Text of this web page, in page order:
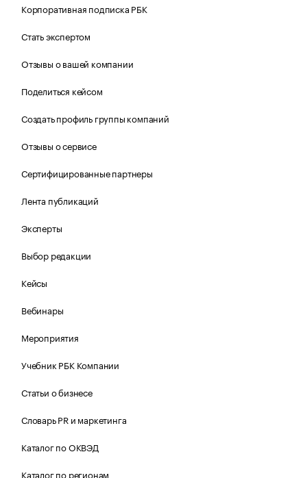
Корпоративная подписка РБК
Стать экспертом
Отзывы о вашей компании
Поделиться кейсом
Создать профиль группы компаний
Отзывы о сервисе
Сертифицированные партнеры
Лента публикаций
Эксперты
Выбор редакции
Кейсы
Вебинары
Мероприятия
Учебник РБК Компании
Статьи о бизнесе
Словарь PR и маркетинга
Каталог по ОКВЭД
Каталог по регионам